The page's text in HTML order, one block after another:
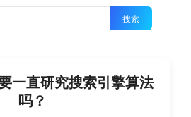
搜索
一直研究搜索引擎算法
吗？